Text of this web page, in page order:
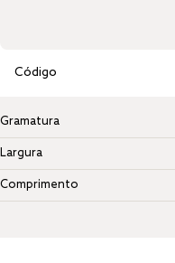
Código
Gramatura
Largura
Comprimento